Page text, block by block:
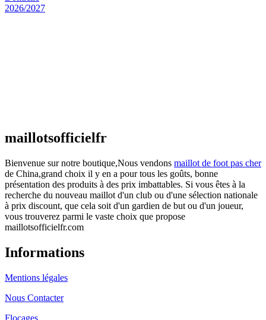
maillotsofficielfr
Bienvenue sur notre boutique,Nous vendons maillot de foot pas cher
de China,grand choix il y en a pour tous les goûts, bonne
présentation des produits à des prix imbattables. Si vous êtes à la
recherche du nouveau maillot d'un club ou d'une sélection nationale
à prix discount, que cela soit d'un gardien de but ou d'un joueur,
vous trouverez parmi le vaste choix que propose
maillotsofficielfr.com
Informations
Mentions légales
Nous Contacter
Flocages